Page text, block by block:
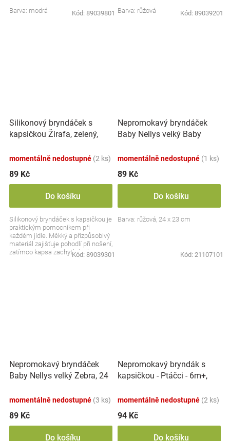
Barva: modrá Kód: 89039801 Barva: růžová Kód: 89039201
Silikonový bryndáček s
kapsičkou Žirafa, zelený,
momentálně nedostupné (2 ks)
89 Kč
Do košíku
Silikonový bryndáček s kapsičkou je
praktickým pomocníkem při
každém jídle. Měkký a přizpůsobivý
materiál zajišťuje pohodlí při nošení,
zatímco kapsa zachytí zbytky
Kód: 89039301
Nepromokavý bryndáček
Baby Nellys velký Baby
růžová
momentálně nedostupné (1 ks)
89 Kč
Do košíku
Barva: růžová, 24 x 23 cm
Kód: 21107101
Nepromokavý bryndáček
Baby Nellys velký Zebra, 24
momentálně nedostupné (3 ks)
89 Kč
Do košíku
Nepromokavý bryndák s
kapsičkou - Ptáčci - 6m+,
momentálně nedostupné (2 ks)
94 Kč
Do košíku